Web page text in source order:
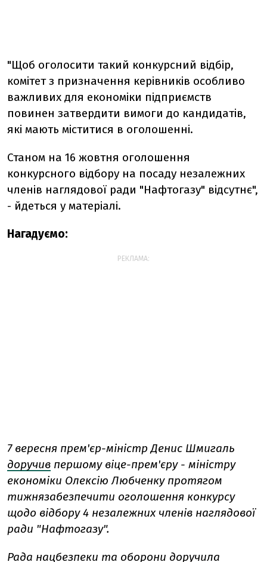
"Щоб оголосити такий конкурсний відбір,
комітет з призначення керівників особливо
важливих для економіки підприємств
повинен затвердити вимоги до кандидатів,
які мають міститися в оголошенні.
Станом на 16 жовтня оголошення
конкурсного відбору на посаду незалежних
членів наглядової ради "Нафтогазу" відсутнє",
- йдеться у матеріалі.
Нагадуємо:
РЕКЛАМА:
7 вересня прем'єр-міністр Денис Шмигаль
доручив першому віце-прем'єру - міністру
економіки Олексію Любченку протягом
тижнязабезпечити оголошення конкурсу
щодо відбору 4 незалежних членів наглядової
ради "Нафтогазу".
Рада нацбезпеки та оборони доручила